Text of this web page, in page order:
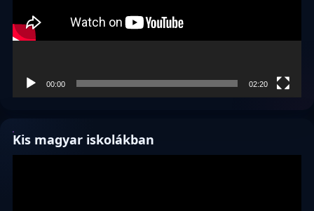
00:00 02:20
Kis magyar iskolákban